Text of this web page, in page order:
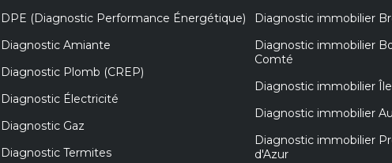
DPE (Diagnostic Performance Énergétique)
Diagnostic Amiante
Diagnostic Plomb (CREP)
Diagnostic Électricité
Diagnostic Gaz
Diagnostic Termites
Diagnostic immobilier
Diagnostic immobilier
Comté
Diagnostic immobilier
Diagnostic immobilier
Diagnostic immobilier
d'Azur